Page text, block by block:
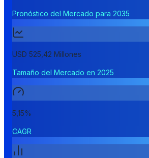
Pronóstico del Mercado para 2035
USD 525,42 Millones
Tamaño del Mercado en 2025
5,15%
CAGR